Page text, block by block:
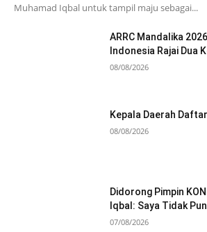
Muhamad Iqbal untuk tampil maju sebagai...
ARRC Mandalika
Indonesia Rajai Dua
08/08/2026
Kepala Daerah
08/08/2026
Didorong Pimpin
Iqbal: Saya Tidak
07/08/2026